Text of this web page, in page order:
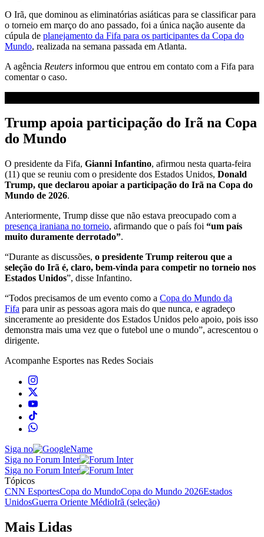
O Irã, que dominou as eliminatórias asiáticas para se classificar para
o torneio em março do ano passado, foi a única nação ausente da
cúpula de planejamento da Fifa para os participantes da Copa do
Mundo, realizada na semana passada em Atlanta.
A agência Reuters informou que entrou em contato com a Fifa para
comentar o caso.
Trump apoia participação do Irã na Copa
do Mundo
O presidente da Fifa, Gianni Infantino, afirmou nesta quarta-feira
(11) que se reuniu com o presidente dos Estados Unidos, Donald
Trump, que declarou apoiar a participação do Irã na Copa do
Mundo de 2026.
Anteriormente, Trump disse que não estava preocupado com a
presença iraniana no torneio, afirmando que o país foi “um país
muito duramente derrotado”.
“Durante as discussões, o presidente Trump reiterou que a
seleção do Irã é, claro, bem-vinda para competir no torneio nos
Estados Unidos”, disse Infantino.
“Todos precisamos de um evento como a Copa do Mundo da
Fifa para unir as pessoas agora mais do que nunca, e agradeço
sinceramente ao presidente dos Estados Unidos pelo apoio, pois isso
demonstra mais uma vez que o futebol une o mundo”, acrescentou o
dirigente.
Acompanhe Esportes nas Redes Sociais
Siga no
Siga no Forum Inter
Siga no Forum Inter
Tópicos
CNN EsportesCopa do MundoCopa do Mundo 2026Estados
UnidosGuerra Oriente MédioIrã (seleção)
Mais Lidas